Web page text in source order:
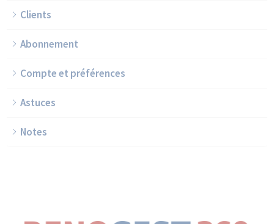
Clients
Abonnement
Compte et préférences
Astuces
Notes